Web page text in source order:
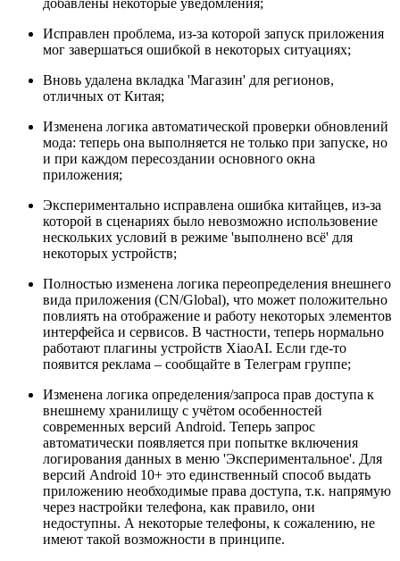
добавлены некоторые уведомления;
Исправлен проблема, из-за которой запуск приложения
мог завершаться ошибкой в некоторых ситуациях;
Вновь удалена вкладка 'Магазин' для регионов,
отличных от Китая;
Изменена логика автоматической проверки обновлений
мода: теперь она выполняется не только при запуске, но
и при каждом пересоздании основного окна
приложения;
Экспериментально исправлена ошибка китайцев, из-за
которой в сценариях было невозможно использовение
нескольких условий в режиме 'выполнено всё' для
некоторых устройств;
Полностью изменена логика переопределения внешнего
вида приложения (CN/Global), что может положительно
повлиять на отображение и работу некоторых элементов
интерфейса и сервисов. В частности, теперь нормально
работают плагины устройств XiaoAI. Если где-то
появится реклама – сообщайте в Телеграм группе;
Изменена логика определения/запроса прав доступа к
внешнему хранилищу с учётом особенностей
современных версий Android. Теперь запрос
автоматически появляется при попытке включения
логирования данных в меню 'Экспериментальное'. Для
версий Android 10+ это единственный способ выдать
приложению необходимые права доступа, т.к. напрямую
через настройки телефона, как правило, они
недоступны. А некоторые телефоны, к сожалению, не
имеют такой возможности в принципе.